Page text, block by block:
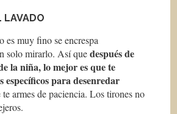
LAVADO
es muy fino se encrespa
solo mirarlo. Así quedespués de
la niña, lo mejor es que te
específicos para desenredar
armes de paciencia. Los tirones no